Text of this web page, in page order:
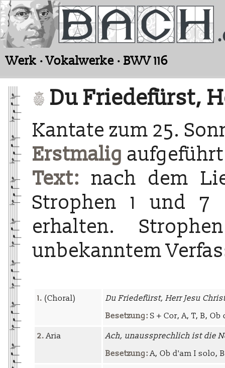
Werk · Vokalwerke · BWV 116
Du Friedefürst,
Kantate zum 25.
Erstmalig aufgeführt
Text: nach dem
Strophen 1 und
erhalten.
unbekanntem
1. (Choral)
Du Friedefürst, Herr Jesu
Besetzung: S + Cor, A, T, B,
2.Aria
Ach, unaussprechlich ist die
Besetzung:A, Ob d'am I solo,